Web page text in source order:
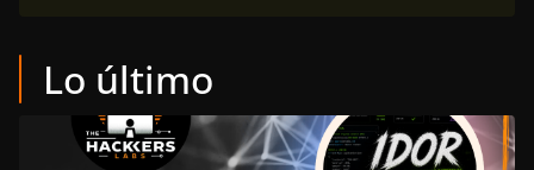
Lo último